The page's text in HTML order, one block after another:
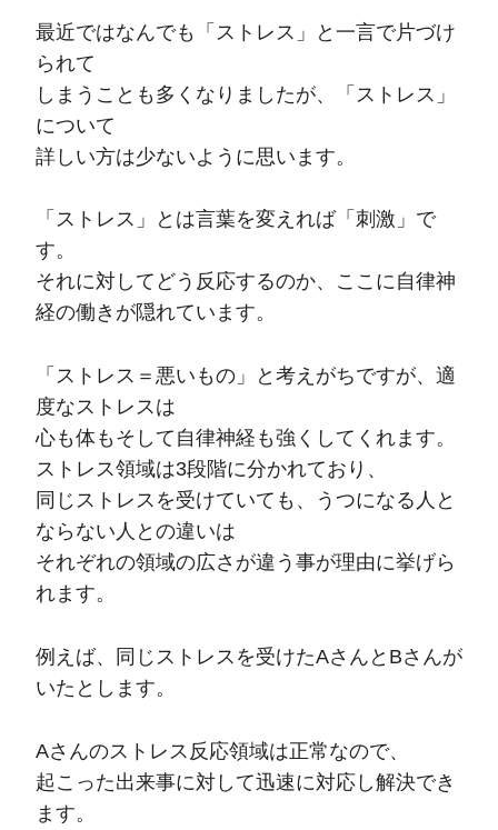
最近ではなんでも「ストレス」と一言で片づけ
られて
しまうことも多くなりましたが、「ストレス」
について
詳しい方は少ないように思います。
「ストレス」とは言葉を変えれば「刺激」で
す。
それに対してどう反応するのか、ここに自律神
経の働きが隠れています。
「ストレス＝悪いもの」と考えがちですが、適
度なストレスは
心も体もそして自律神経も強くしてくれます。
ストレス領域は3段階に分かれており、
同じストレスを受けていても、うつになる人と
ならない人との違いは
それぞれの領域の広さが違う事が理由に挙げら
れます。
例えば、同じストレスを受けたAさんとBさんが
いたとします。
Aさんのストレス反応領域は正常なので、
起こった出来事に対して迅速に対応し解決でき
ます。